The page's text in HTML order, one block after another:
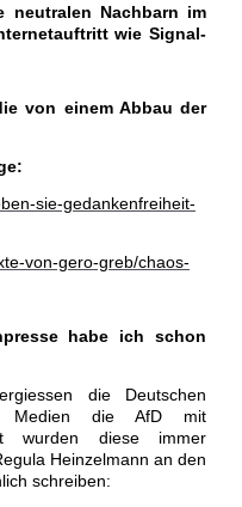
neutralen Nachbarn im
wie Signal-
von einem Abbau der
sie-gedankenfreiheit-
von-gero-greb/chaos-
habe ich schon
die Deutschen
Medien die AfD mit
wurden diese immer
Heinzelmann an den
schreiben: